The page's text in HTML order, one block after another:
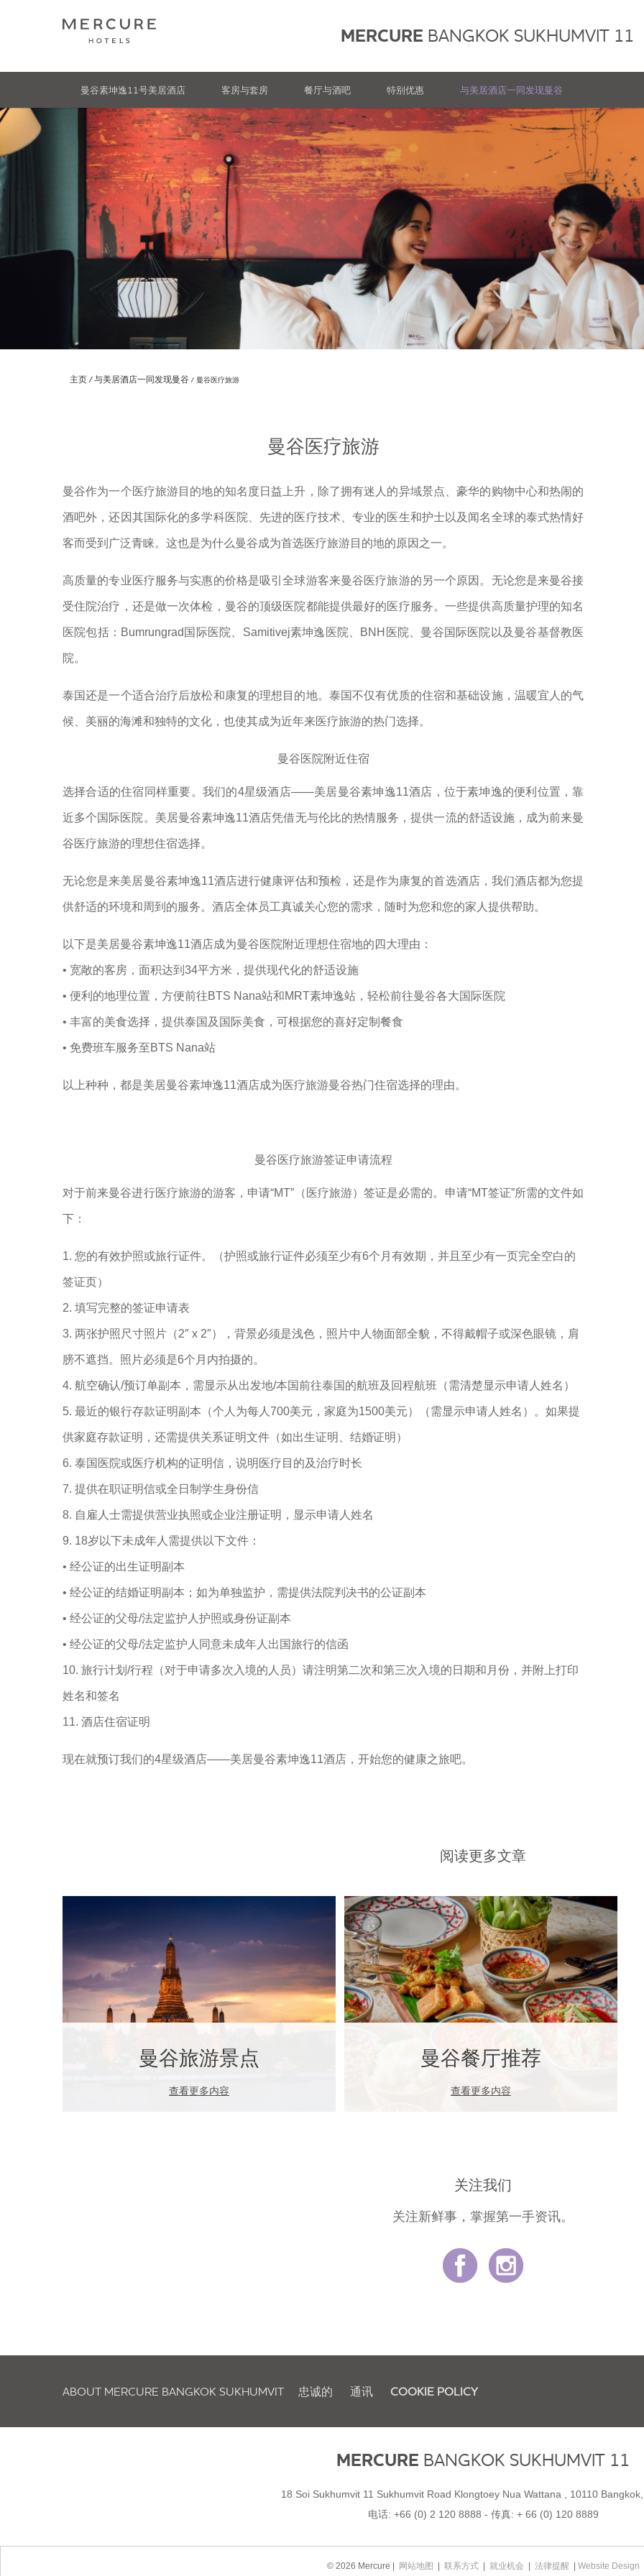
MERCURE BANGKOK SUKHUMVIT 11
曼谷素坤逸11号美居酒店 客房与套房 餐厅与酒吧 特别优惠 与美居酒店一同发现曼谷
主页 与美居酒店一同发现曼谷 曼谷医疗旅游
曼谷医疗旅游
曼谷作为一个医疗旅游目的地的知名度日益上升，除了拥有迷人的异域景点、豪华的购物中心和热闹的
酒吧外，还因其国际化的多学科医院、先进的医疗技术、专业的医生和护士以及闻名全球的泰式热情好
客而受到广泛青睐。这也是为什么曼谷成为首选医疗旅游目的地的原因之一。
高质量的专业医疗服务与实惠的价格是吸引全球游客来曼谷医疗旅游的另一个原因。无论您是来曼谷接
受住院治疗，还是做一次体检，曼谷的顶级医院都能提供最好的医疗服务。一些提供高质量护理的知名
医院包括：Bumrungrad国际医院、Samitivej素坤逸医院、BNH医院、曼谷国际医院以及曼谷基督教医
院。
泰国还是一个适合治疗后放松和康复的理想目的地。泰国不仅有优质的住宿和基础设施，温暖宜人的气
候、美丽的海滩和独特的文化，也使其成为近年来医疗旅游的热门选择。
曼谷医院附近住宿
选择合适的住宿同样重要。我们的4星级酒店——美居曼谷素坤逸11酒店，位于素坤逸的便利位置，靠
近多个国际医院。美居曼谷素坤逸11酒店凭借无与伦比的热情服务，提供一流的舒适设施，成为前来曼
谷医疗旅游的理想住宿选择。
无论您是来美居曼谷素坤逸11酒店进行健康评估和预检，还是作为康复的首选酒店，我们酒店都为您提
供舒适的环境和周到的服务。酒店全体员工真诚关心您的需求，随时为您和您的家人提供帮助。
以下是美居曼谷素坤逸11酒店成为曼谷医院附近理想住宿地的四大理由：
• 宽敞的客房，面积达到34平方米，提供现代化的舒适设施
• 便利的地理位置，方便前往BTS Nana站和MRT素坤逸站，轻松前往曼谷各大国际医院
• 丰富的美食选择，提供泰国及国际美食，可根据您的喜好定制餐食
• 免费班车服务至BTS Nana站
以上种种，都是美居曼谷素坤逸11酒店成为医疗旅游曼谷热门住宿选择的理由。
曼谷医疗旅游签证申请流程
对于前来曼谷进行医疗旅游的游客，申请“MT”（医疗旅游）签证是必需的。申请“MT签证”所需的文件如
下：
1. 您的有效护照或旅行证件。（护照或旅行证件必须至少有6个月有效期，并且至少有一页完全空白的
签证页）
2. 填写完整的签证申请表
3. 两张护照尺寸照片（2″ x 2″），背景必须是浅色，照片中人物面部全貌，不得戴帽子或深色眼镜，肩
膀不遮挡。照片必须是6个月内拍摄的。
4. 航空确认/预订单副本，需显示从出发地/本国前往泰国的航班及回程航班（需清楚显示申请人姓名）
5. 最近的银行存款证明副本（个人为每人700美元，家庭为1500美元）（需显示申请人姓名）。如果提
供家庭存款证明，还需提供关系证明文件（如出生证明、结婚证明）
6. 泰国医院或医疗机构的证明信，说明医疗目的及治疗时长
7. 提供在职证明信或全日制学生身份信
8. 自雇人士需提供营业执照或企业注册证明，显示申请人姓名
9. 18岁以下未成年人需提供以下文件：
• 经公证的出生证明副本
• 经公证的结婚证明副本；如为单独监护，需提供法院判决书的公证副本
• 经公证的父母/法定监护人护照或身份证副本
• 经公证的父母/法定监护人同意未成年人出国旅行的信函
10. 旅行计划/行程（对于申请多次入境的人员）请注明第二次和第三次入境的日期和月份，并附上打印
姓名和签名
11. 酒店住宿证明
现在就预订我们的4星级酒店——美居曼谷素坤逸11酒店，开始您的健康之旅吧。
阅读更多文章
曼谷旅游景点
查看更多内容
曼谷餐厅推荐
查看更多内容
关注我们
关注新鲜事，掌握第一手资讯。
ABOUT MERCURE BANGKOK SUKHUMVIT 忠诚的 通讯 COOKIE POLICY
MERCURE BANGKOK SUKHUMVIT 11
18 Soi Sukhumvit 11 Sukhumvit Road Klongtoey Nua Wattana , 10110
电话: +66 (0) 2 120 8888 - 传真: + 66 (0) 120 8889
© 2026 Mercure | 网站地图 | 联系方式| 就业机会 | 法律提醒 | Website Design